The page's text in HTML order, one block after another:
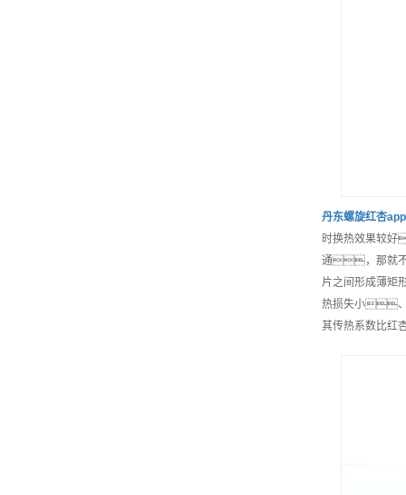
丹东螺旋红杏
时换热效果较
通，那就
片之间形成薄
热损失小
其传热系数比